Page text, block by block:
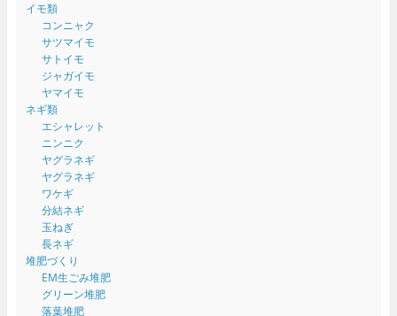
イモ類
コンニャク
サツマイモ
サトイモ
ジャガイモ
ヤマイモ
ネギ類
エシャレット
ニンニク
ヤグラネギ
ヤグラネギ
ワケギ
分結ネギ
玉ねぎ
長ネギ
堆肥づくり
EM生ごみ堆肥
グリーン堆肥
落葉堆肥